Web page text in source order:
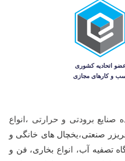
صنایع برودتی و حرارتی ، انواع
صنعتی،یخچال های خانگی و
تصفیه آب، انواع بخاری، فن و